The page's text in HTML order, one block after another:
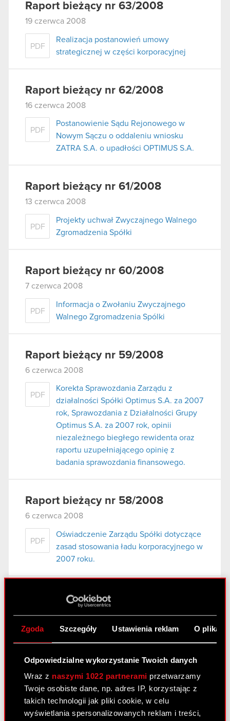
Zgoda Szczegóły Ustawienia reklam O
Odpowiedzialne wykorzystanie Twoich danych
Wraz z naszymi 1022 partnerami przetwarzamy
Twoje osobiste dane, np. adres IP, korzystając z
takich technologii jak pliki cookie, w celu
wyświetlania spersonalizowanych reklam i treści,
Raport bieżący nr 63/2008
19 czerwca 2008
PDF
Realizacja postanowień umowy
strategicznej w części korporacyjnej
Raport bieżący nr 62/2008
16 czerwca 2008
PDF
Postanowienie Sądu Rejonowego w
Nowym Sączu o oddaleniu wniosku
ZATRA S.A. o upadłości OPTIMUS S.A.
Raport bieżący nr 61/2008
13 czerwca 2008
PDF
Projekty uchwał Zwyczajnego Walnego
Zgromadzenia Spółki
Raport bieżący nr 60/2008
7 czerwca 2008
PDF
Informacja o Zwołaniu Zwyczajnego
Walnego Zgromadzenia Spólki
Raport bieżący nr 59/2008
6 czerwca 2008
PDF
Korekta Sprawozdania Zarządu z
działalności Spółki Optimus S.A. za 2007
rok, Sprawozdania z Działalności Grupy
Optimus S.A. za 2007 rok, opinii
niezależnego biegłego rewidenta oraz
raportu uzupełniającego opinię z
badania sprawozdania finansowego.
Raport bieżący nr 58/2008
6 czerwca 2008
PDF
Oświadczenie Zarządu Spółki dotyczące
zasad stosowania ładu korporacyjnego w
2007 roku.
Raport bieżący nr 57/2008
wybór audytora do badania sprawozdań
finansowych Spółki.
Raport bieżący nr 56/2008
14 maja 2008
Oświadczenie Zarządu Spółki dotyczące